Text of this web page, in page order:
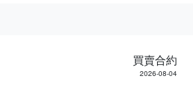
買賣合約
2026-08-04